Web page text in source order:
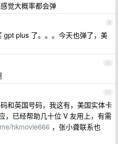
觉大概率都会弹
9
gpt plus 了。。。今天也弹了，美
10
11
和英国号码，我这有，美国实体卡
，已经帮助几十位 V 友用上，有需
hkmovie666 ，张小聋联系也